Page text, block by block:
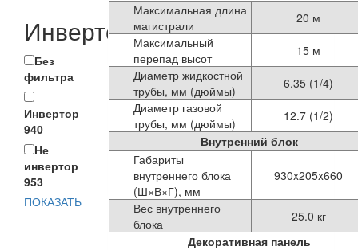
Инвертор
Без
фильтра
Инвертор
940
Не
инвертор
953
ПОКАЗАТЬ
Максимальная длина
магистрали
20 м
Максимальный
перепад высот
15 м
Диаметр жидкостной
трубы, мм (дюймы)
6.35 (1/4)
Диаметр газовой
трубы, мм (дюймы)
12.7 (1/2)
Внутренний блок
Габариты
внутреннего блока
(Ш×В×Г), мм
930x205x660
Вес внутреннего
блока
25.0 кг
Декоративная панель